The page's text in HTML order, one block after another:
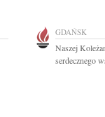
GDAŃSK
Naszej
serdecznego